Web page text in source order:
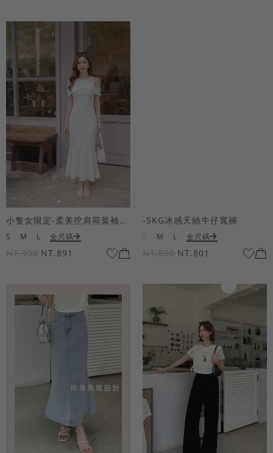
小隻女限定-柔美挖肩荷葉袖魚尾長洋裝
S M L 全尺碼
NT.990 NT.891
-5KG冰感天絲牛仔寬褲
M L 全尺碼
NT.890 NT.801